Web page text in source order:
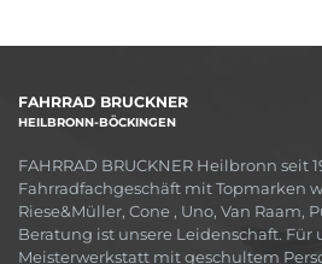
FAHRRAD BRUCKNER
HEILBRONN-BÖCKINGEN
FAHRRAD BRUCKNER Heilbronn seit
Fahrradfachgeschäft mit Topmarken
Riese&Müller, Cone , Uno, Van Raam,
Beratung ist unsere Leidenschaft. Für
Meisterwerkstatt mit geschultem